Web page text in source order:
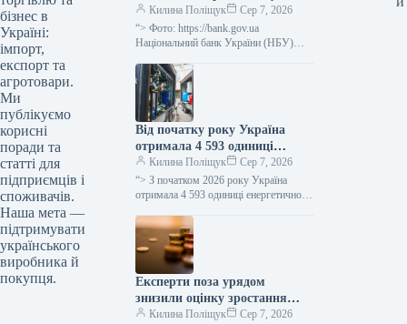
бізнес в
Україні:
імпорт,
експорт та
агротовари.
Ми
публікуємо
корисні
поради та
статті для
підприємців і
споживачів.
Наша мета —
підтримувати
українського
виробника й
покупця.
відсоткової ставки за
тримісячними депозитними
сертифікатами, яка не
плюс 3,5 процентних пункти.
Килина Поліщук
Сер 7, 2026
“> Фото: https://bank.gov.ua
Національний банк України (НБУ)
тримісячними обмеженими
депозитними сертифікатами, який
дорівнює обліковій ставці плюс…
Від початку року Україна
отримала 4 593 одиниці
енергетичного обладнання, ще
1 206 очікується.
Килина Поліщук
Сер 7, 2026
“> З початком 2026 року Україна
отримала 4 593 одиниці енергетичного
трансформатори, блочно-модульні
котельні (БМК), когенераційні
установки…
Експерти поза урядом
знизили оцінку зростання
української економіки на 2026
Килина Поліщук Сер 7, 2026